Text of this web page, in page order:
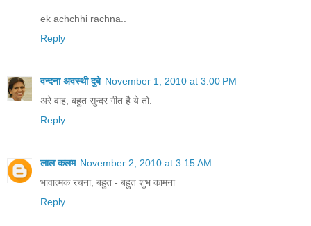
ek achchhi rachna..
Reply
वन्दना अवस्थी दुबे November 1, 2010 at 3:00 PM
अरे वाह, बहुत सुन्दर गीत है ये तो.
Reply
लाल कलम November 2, 2010 at 3:15 AM
भावात्मक रचना, बहुत - बहुत शुभ कामना
Reply